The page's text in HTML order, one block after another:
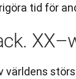
tid för
världens